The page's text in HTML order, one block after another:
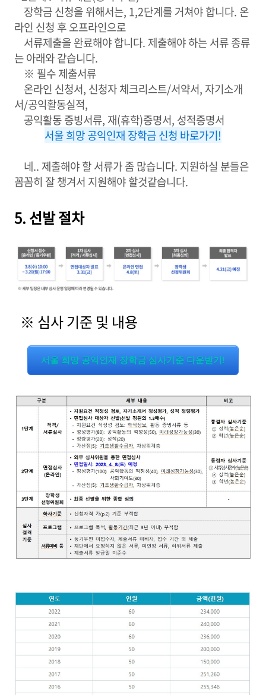
장학금 신청을 위해서는, 1,2단계를 거쳐야 합니다. 온
라인 신청 후 오프라인으로
서류제출을 완료해야 합니다. 제출해야 하는 서류 종류
는 아래와 같습니다.
※ 필수 제출서류
온라인 신청서, 신청자 체크리스트/서약서, 자기소개
서/공익활동실적,
공익활동 증빙서류, 재(휴학)증명서, 성적증명서
서울 희망 공익인재 장학금 신청 바로가기!
네.. 제출해야 할 서류가 좀 많습니다. 지원하실 분들은
꼼꼼히 잘 챙겨서 지원해야 할것같습니다.
5. 선발 절차
※ 심사 기준 및 내용
서울 희망 공익인재 장학금 심사기준 다운받기!